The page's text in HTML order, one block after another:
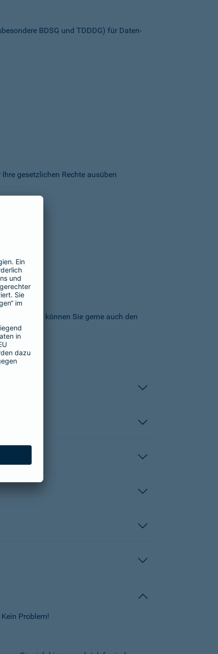
BDSG und TDDDG) für Daten­
gesetzlichen Rechte ausüben
AG können Sie gerne auch den
Problem!